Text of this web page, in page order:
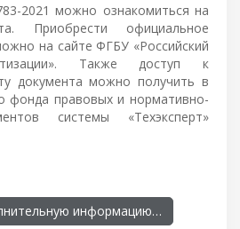
2021 можно ознакомиться на
Приобрести официальное
на сайте ФГБУ «Российский
Также доступ к
документа можно получить в
фонда правовых и нормативно-
системы «Техэксперт»
информацию…